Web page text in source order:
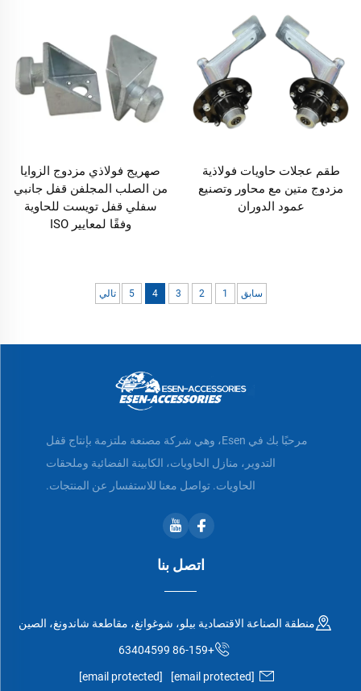
طقم عجلات حاويات فولاذية
مزدوج متين مع محاور وتصنيع
عمود الدوران
صهريج فولاذي مزدوج الزوايا
من الصلب المجلفن قفل جانبي
سفلي قفل تويست للحاوية
وفقًا لمعايير ISO
سابق 1
2
3
4
5 تالي
مرحبًا بك في Esen، وهي شركة مصنعة ملتزمة بإنتاج قفل
التدوير، منازل الحاويات، الكابينة الفضائية وملحقات
الحاويات. تواصل معنا للاستفسار عن المنتجات.
اتصل بنا
منطقة الصناعة الاقتصادية بيلو، شوغوانغ، مقاطعة شاندونغ، الصين
+86-159 63404599
[email protected]
[email protected]